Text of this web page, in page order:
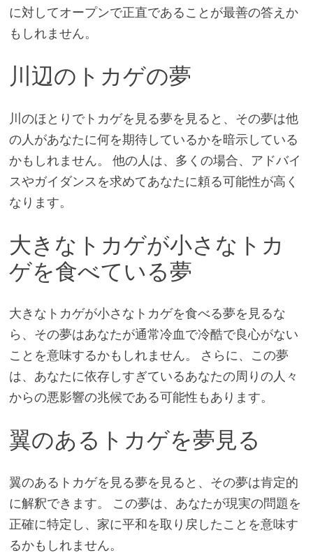
に対してオープンで正直であることが最善の答えか
もしれません。
川辺のトカゲの夢
川のほとりでトカゲを見る夢を見ると、その夢は他
の人があなたに何を期待しているかを暗示している
かもしれません。 他の人は、多くの場合、アドバイ
スやガイダンスを求めてあなたに頼る可能性が高く
なります。
大きなトカゲが小さなトカ
ゲを食べている夢
大きなトカゲが小さなトカゲを食べる夢を見るな
ら、その夢はあなたが通常冷血で冷酷で良心がない
ことを意味するかもしれません。 さらに、この夢
は、あなたに依存しすぎているあなたの周りの人々
からの悪影響の兆候である可能性もあります。
翼のあるトカゲを夢見る
翼のあるトカゲを見る夢を見ると、その夢は肯定的
に解釈できます。 この夢は、あなたが現実の問題を
正確に特定し、家に平和を取り戻したことを意味す
るかもしれません。